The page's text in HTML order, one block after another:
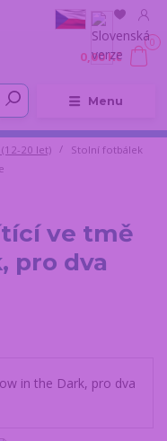
Menu
0
0,00 Kč
20 let)
Stolní fotbálek
ve tmě
pro dva